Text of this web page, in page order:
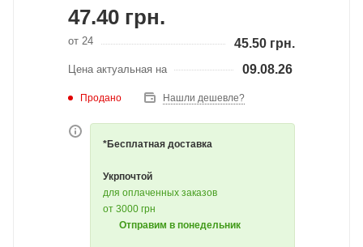
47.40 грн.
от 24 45.50 грн.
Цена актуальная на 09.08.26
Продано Нашли дешевле?
*Бесплатная доставка
Укрпочтой
для оплаченных заказов
от 3000 грн
Отправим в понедельник